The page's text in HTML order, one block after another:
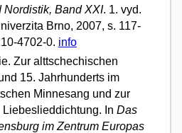
Nordistik, Band XXI. 1. vyd.
Brno, 2007, s. 117-
4702-0. info
Zur alttschechischen
15. Jahrhunderts im
Minnesang und zur
In Das
im Zentrum Europas